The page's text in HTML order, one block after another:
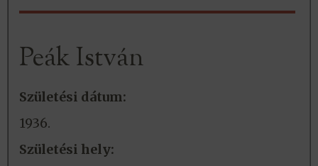
Peák István
Születési dátum:
1936.
Születési hely: